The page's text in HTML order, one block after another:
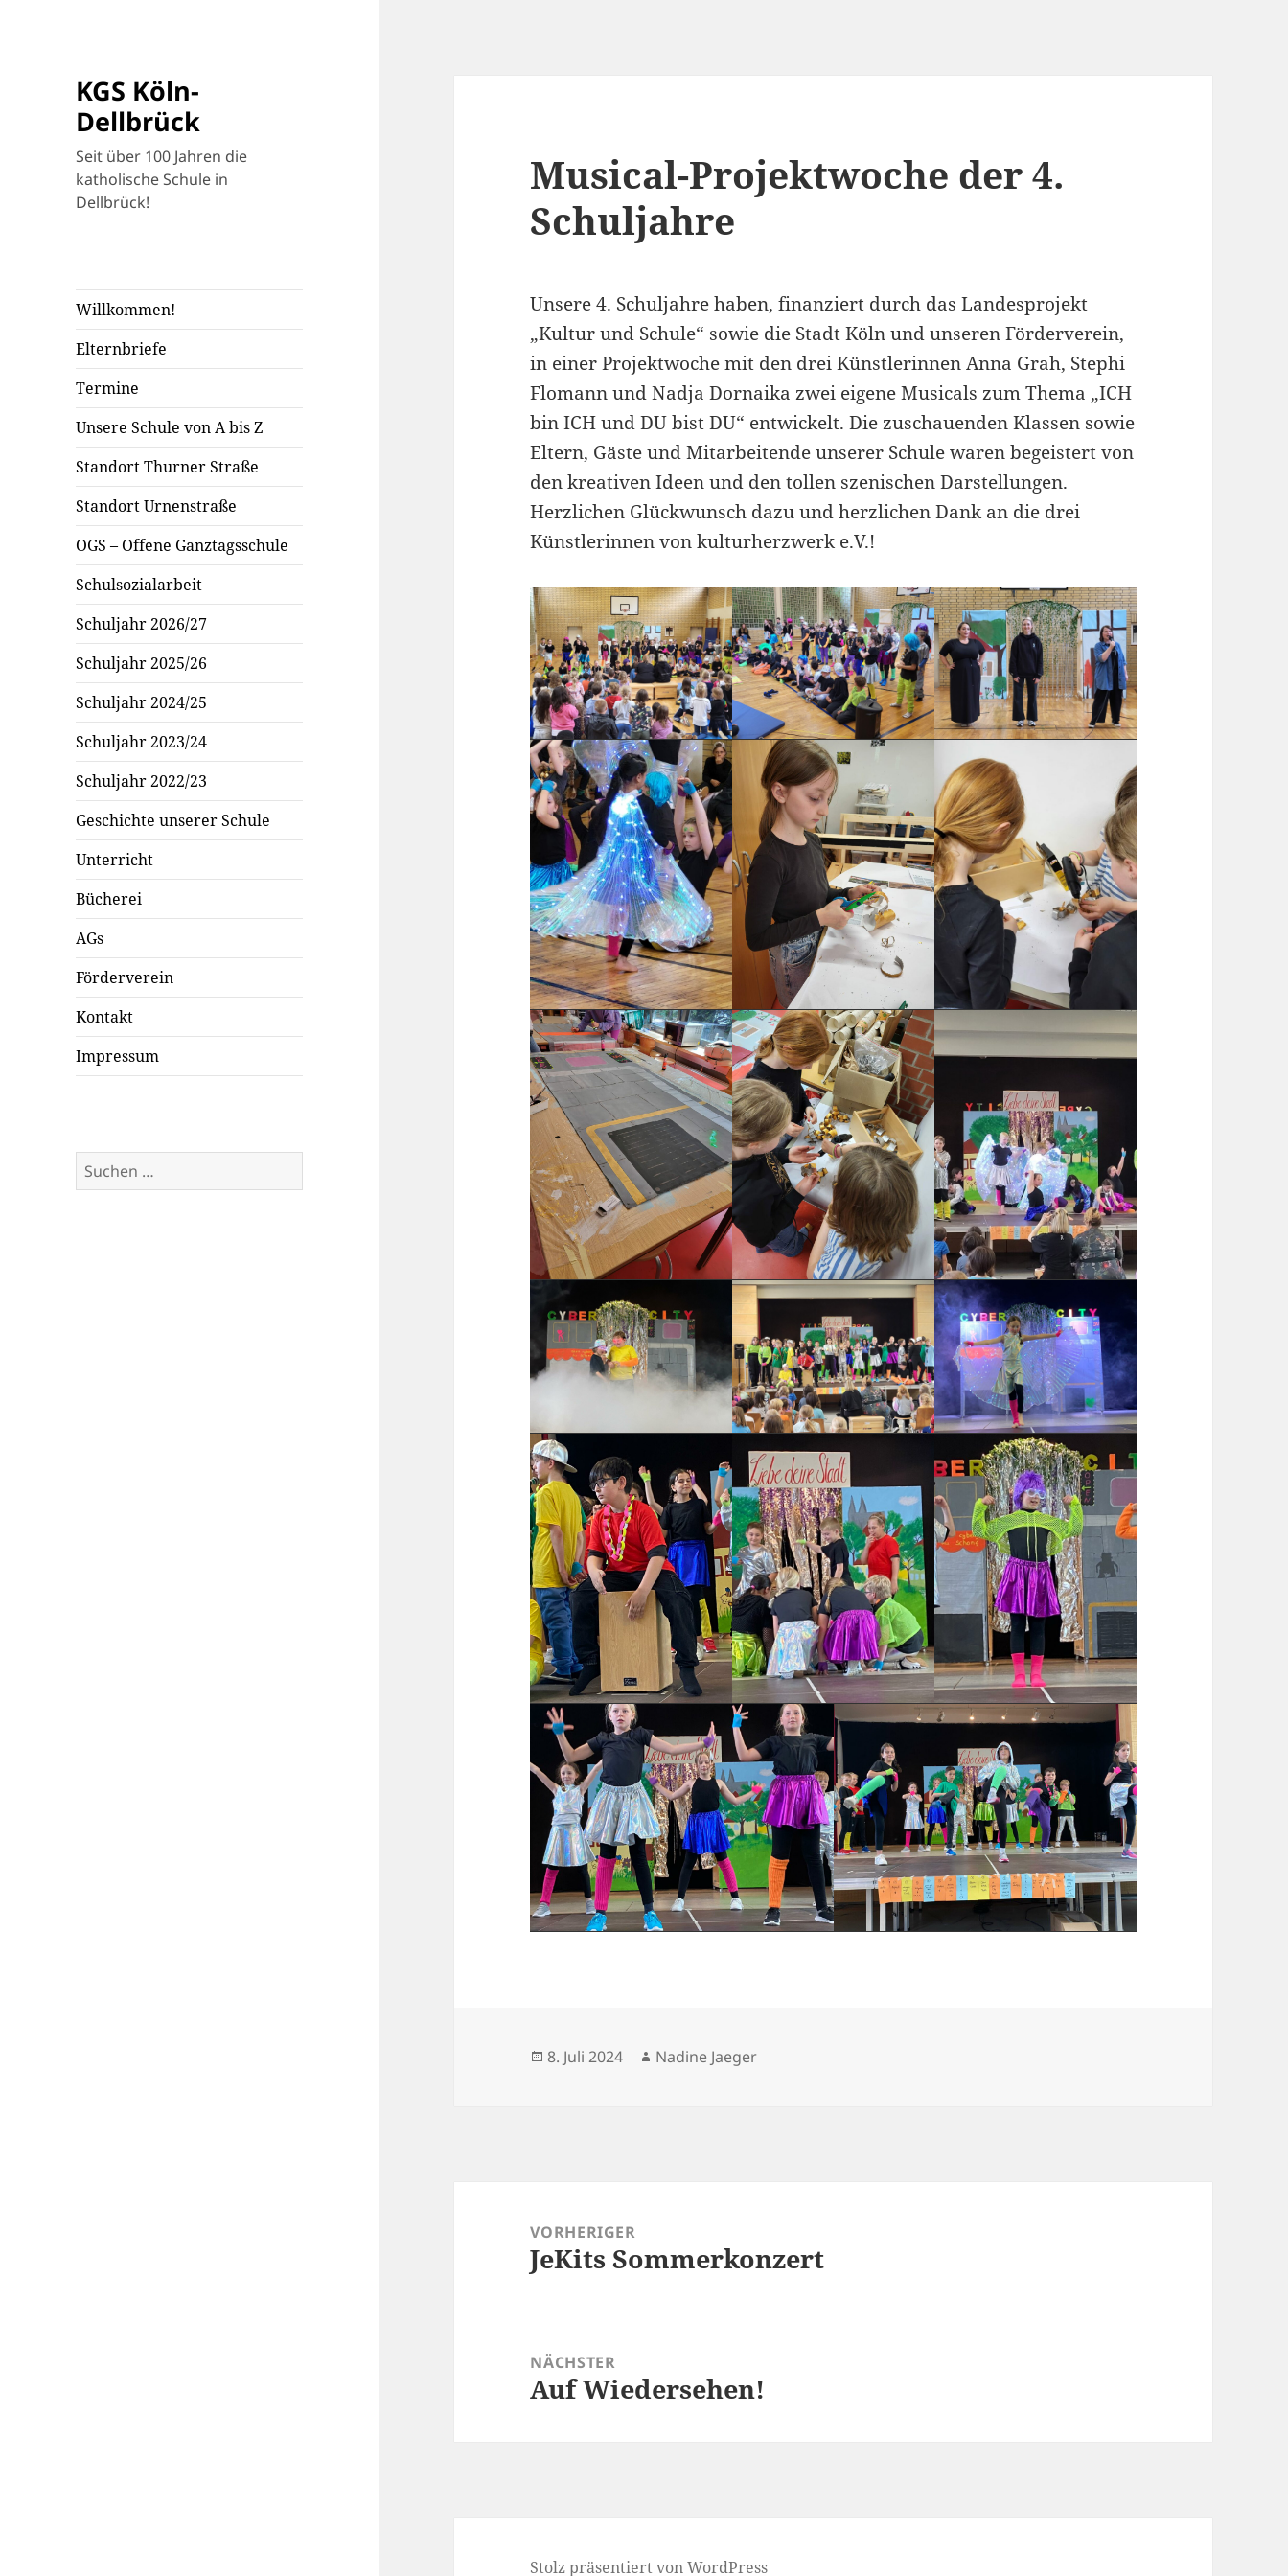
KGS Köln-
Dellbrück
Seit über 100 Jahren die
katholische Schule in
Dellbrück!
Willkommen!
Elternbriefe
Termine
Unsere Schule von A bis Z
Standort Thurner Straße
Standort Urnenstraße
OGS – Offene Ganztagsschule
Schulsozialarbeit
Schuljahr 2026/27
Schuljahr 2025/26
Schuljahr 2024/25
Schuljahr 2023/24
Schuljahr 2022/23
Geschichte unserer Schule
Unterricht
Bücherei
AGs
Förderverein
Kontakt
Impressum
Suchen
nach:
Musical-Projektwoche der 4.
Schuljahre
Unsere 4. Schuljahre haben, finanziert durch das Landesprojekt
„Kultur und Schule“ sowie die Stadt Köln und unseren Förderverein,
in einer Projektwoche mit den drei Künstlerinnen Anna Grah, Stephi
Flomann und Nadja Dornaika zwei eigene Musicals zum Thema „ICH
bin ICH und DU bist DU“ entwickelt. Die zuschauenden Klassen sowie
Eltern, Gäste und Mitarbeitende unserer Schule waren begeistert von
den kreativen Ideen und den tollen szenischen Darstellungen.
Herzlichen Glückwunsch dazu und herzlichen Dank an die drei
Künstlerinnen von kulturherzwerk e.V.!
Veröffentlicht
8. Juli 2024 Autor
Nadine Jaeger
VORHERIGER
Vorheriger
JeKits Sommerkonzert
NÄCHSTER
Nächster
Auf Wiedersehen!
Stolz präsentiert von WordPress